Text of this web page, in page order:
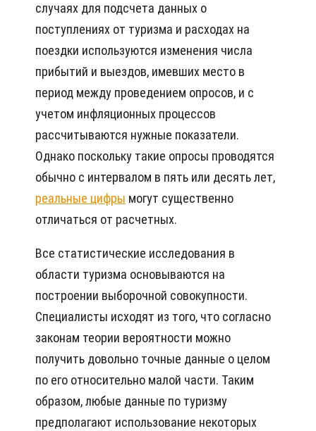
случаях для подсчета данных о
поступлениях от туризма и расходах на
поездки используются изменения числа
прибытий и выездов, имевших место в
период между проведением опросов, и с
учетом инфляционных процессов
рассчитываются нужные показатели.
Однако поскольку такие опросы проводятся
обычно с интервалом в пять или десять лет,
реальные цифры могут существенно
отличаться от расчетных.
Все статистические исследования в
области туризма основываются на
построении выборочной совокупности.
Специалисты исходят из того, что согласно
законам теории вероятности можно
получить довольно точные данные о целом
по его относительно малой части. Таким
образом, любые данные по туризму
предполагают использование некоторых